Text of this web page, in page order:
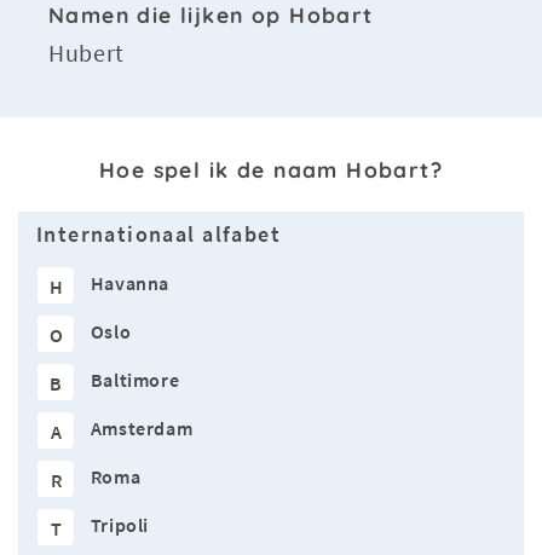
Namen die lijken op Hobart
Hubert
Hoe spel ik de naam Hobart?
Internationaal alfabet
H Havanna
O Oslo
B Baltimore
A Amsterdam
R Roma
T Tripoli